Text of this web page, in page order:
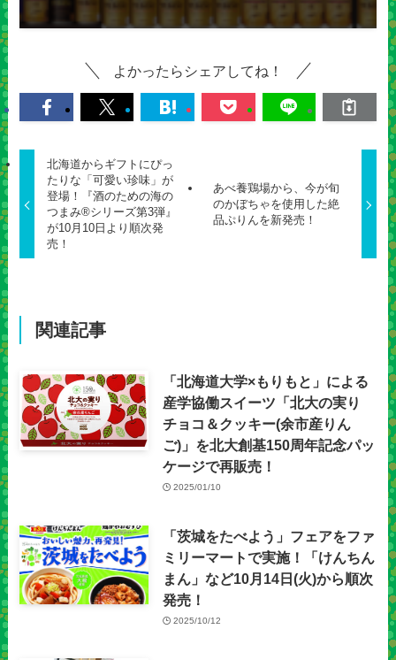
よかったらシェアしてね！
北海道からギフトにぴっ
たりな「可愛い珍味」が
登場！『酒のための海の
つまみ®シリーズ第3弾』
が10月10日より順次発
売！
あべ養鶏場から、今が旬
のかぼちゃを使用した絶
品ぷりんを新発売！
関連記事
「北海道大学×もりもと」による
産学協働スイーツ「北大の実り
チョコ＆クッキー(余市産りん
ご)」を北大創基150周年記念パッ
ケージで再販売！
2025/01/10
「茨城をたべよう」フェアをファ
ミリーマートで実施！「けんちん
まん」など10月14日(火)から順次
発売！
2025/10/12